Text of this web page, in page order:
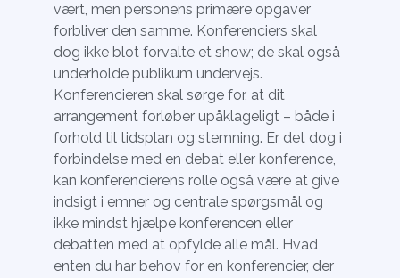
vært, men personens primære opgaver
forbliver den samme. Konferenciers skal
dog ikke blot forvalte et show; de skal også
underholde publikum undervejs.
Konferencieren skal sørge for, at dit
arrangement forløber upåklageligt – både i
forhold til tidsplan og stemning. Er det dog i
forbindelse med en debat eller konference,
kan konferencierens rolle også være at give
indsigt i emner og centrale spørgsmål og
ikke mindst hjælpe konferencen eller
debatten med at opfylde alle mål. Hvad
enten du har behov for en konferencier, der